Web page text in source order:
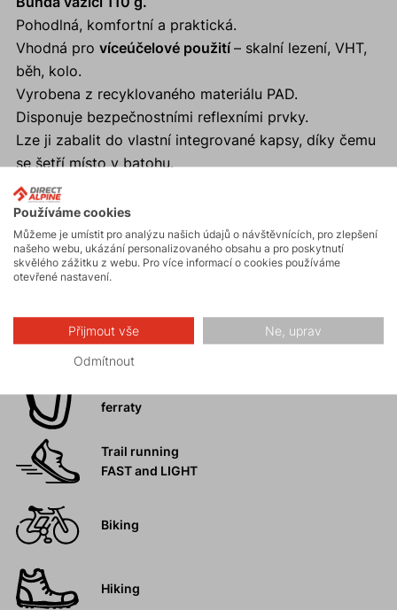
Pohodlná, komfortní a praktická.
Vhodná pro víceúčelové použití– skalní lezení, VHT,
běh, kolo.
Vyrobena z recyklovaného materiálu PAD.
Disponuje bezpečnostními reflexními prvky.
Lze ji zabalit do vlastní integrované kapsy, díky čemu
se šetří místo v batohu.
Aktivity
Turistika
ferraty
Trail running
FAST and LIGHT
Biking
Hiking
Používáme cookies
Můžeme je umístit pro analýzu našich údajů o návštěvnících, pro zlepšení
našeho webu, ukázání personalizovaného obsahu a pro poskytnutí
skvělého zážitku z webu. Pro více informací o cookies používáme
otevřené nastavení.
Přijmout vše Ne, uprav
Odmítnout